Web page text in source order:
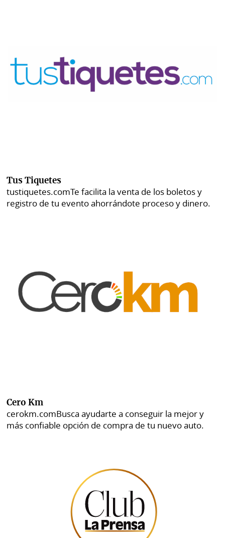
Tus Tiquetes
tustiquetes.comTe facilita la venta de los boletos y
registro de tu evento ahorrándote proceso y dinero.
Cero Km
cerokm.comBusca ayudarte a conseguir la mejor y
más confiable opción de compra de tu nuevo auto.